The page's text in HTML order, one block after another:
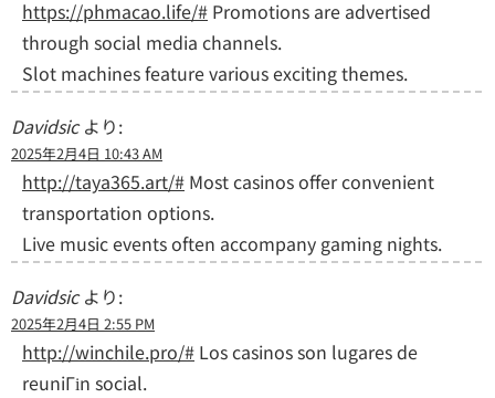
https://phmacao.life/# Promotions are advertised
through social media channels.
Slot machines feature various exciting themes.
Davidsic より:
2025年2月4日 10:43 AM
http://taya365.art/# Most casinos offer convenient
transportation options.
Live music events often accompany gaming nights.
Davidsic より:
2025年2月4日 2:55 PM
http://winchile.pro/# Los casinos son lugares de
reuniГіn social.